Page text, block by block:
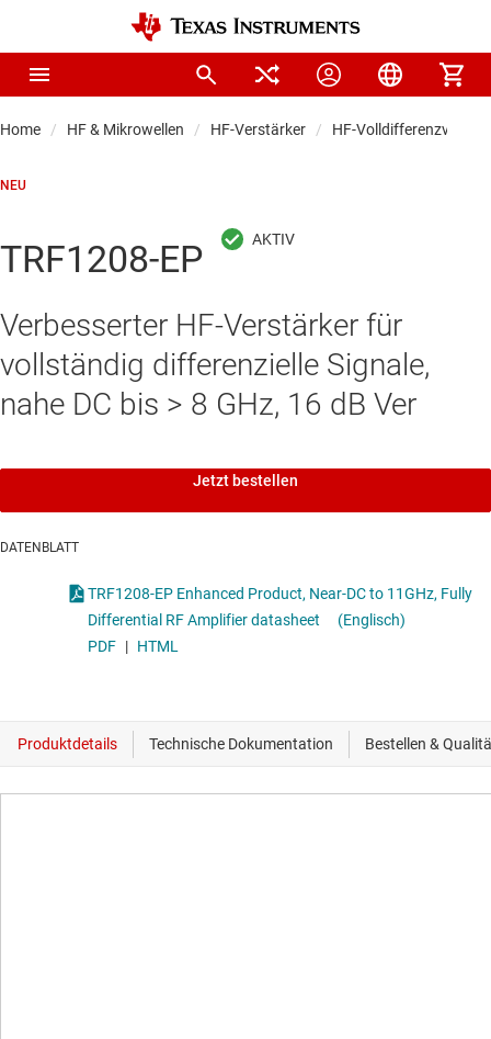
Home HF & Mikrowellen HF-Verstärker HF-
NEU
TRF1208-EP
Verbesserter HF-Verstärker für
vollständig differenzielle Signale,
nahe DC bis > 8 GHz, 16 dB Ver
Jetzt bestellen
DATENBLATT
TRF1208-EP Enhanced Product, Near-DC to 11GHz, Fully
Differential RF Amplifier datasheet
(Englisch)
PDF | HTML